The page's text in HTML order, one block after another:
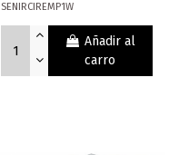
SENIRCIREMP1W
Añadir al
carro